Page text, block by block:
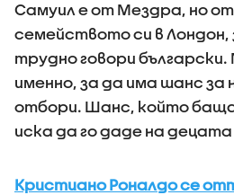
Самуил е от Мездра, но от
семейството си в Лондон,
трудно говори
именно, за да има шанс за
отбори. Шанс, който
иска да го даде на децата
Кристиано Роналдо се